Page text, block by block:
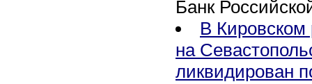
Банк
В Кировском
на
ликвидирован